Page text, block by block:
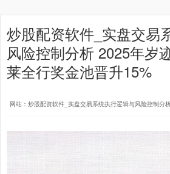
炒股配资软件_实盘交易
风险控制分析 2025年岁
莱全行奖金池晋升15%
网站：炒股配资软件_实盘交易系统执行逻辑与风险控制分